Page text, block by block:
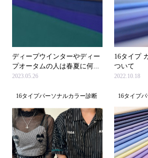
ディープウインターやディー
プオータムの人は春夏に何...
2023.05.26
16タイプ
ついて
2022.10.18
16タイプパーソナルカラー診断 16タイプ